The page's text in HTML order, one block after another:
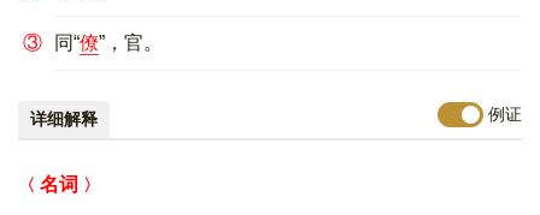
③ 同“僚”，官。
详细解释 例证
名词